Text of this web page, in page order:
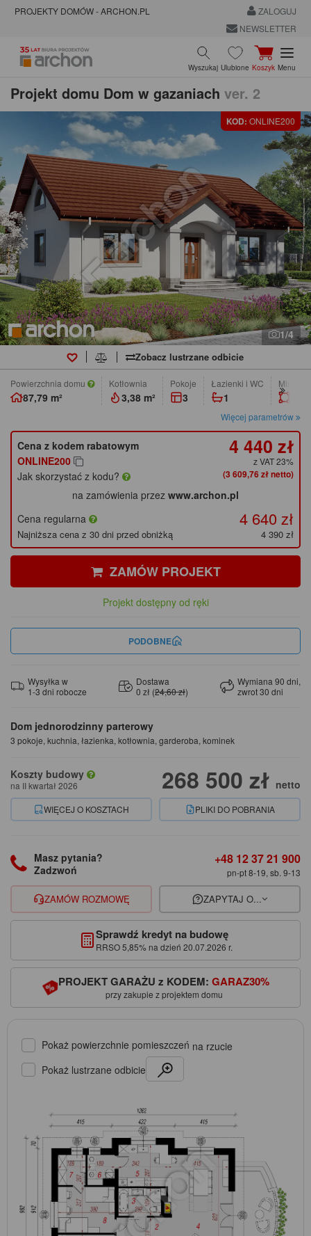
PROJEKTY DOMÓW - ARCHON.PL
ZALOGUJ
NEWSLETTER
Wyszukaj Ulubione Koszyk Menu
Projekt domu Dom w gazaniach ver. 2
KOD: ONLINE200
1/4
Zobacz lustrzane odbicie
Powierzchnia domu
87,79 m²
Kotłownia
3,38 m²
pokoje
3
łazienki i WC
1
Min.
Więcej parametrów
Dom jednorodzinny parterowy
3 pokoje, kuchnia, łazienka, kotłownia, garderoba, kominek
Koszty budowy
na II kwartał 2026 268 500 zł netto
WIĘCEJ O KOSZTACH PLIKI DO POBRANIA
Cena z kodem rabatowym
ONLINE200
Jak skorzystać z kodu?
4 440 zł
z VAT 23%
(3 609,76 zł netto)
na zamówienia przez www.archon.pl
Cena regularna
4 640 zł
Najniższa cena z 30 dni przed obniżką 4 390 zł
ZAMÓW PROJEKT
Projekt dostępny od ręki
PODOBNE
Wysyłka w
1-3 dni robocze
Dostawa
0 zł (24,60 zł)
Wymiana 90 dni,
zwrot 30 dni
Masz pytania?
Zadzwoń
+48 12 37 21 900
pn-pt 8-19, sb. 9-13
ZAMÓW ROZMOWĘ ZAPYTAJ O...
Sprawdź kredyt na budowę
RRSO 5,85% na dzień 20.07.2026 r.
PROJEKT GARAŻU z KODEM: GARAZ30%
przy zakupie z projektem domu
Pokaż powierzchnie pomieszczeń na rzucie
Pokaż lustrzane odbicie